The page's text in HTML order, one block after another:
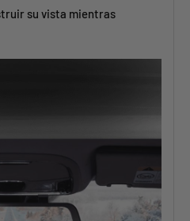
su vista mientras